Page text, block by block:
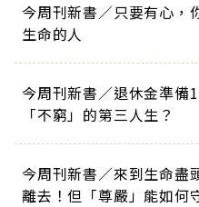
今周刊新書／只要有心，
生命的人
今周刊新書／退休金準備
「不窮」的第三人生？
今周刊新書／來到生命盡
離去！但「尊嚴」能如何